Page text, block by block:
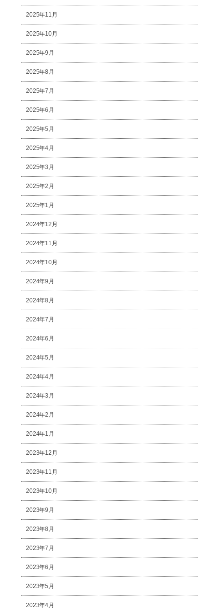
2025年11月
2025年10月
2025年9月
2025年8月
2025年7月
2025年6月
2025年5月
2025年4月
2025年3月
2025年2月
2025年1月
2024年12月
2024年11月
2024年10月
2024年9月
2024年8月
2024年7月
2024年6月
2024年5月
2024年4月
2024年3月
2024年2月
2024年1月
2023年12月
2023年11月
2023年10月
2023年9月
2023年8月
2023年7月
2023年6月
2023年5月
2023年4月